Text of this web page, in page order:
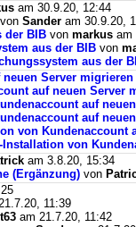
am 30.9.20, 12:44
von Sander am 30.9.20,
der BIB von markus am
aus der BIB von
aus der
Server migrieren
auf neuen Server
auf
auf
von Kundenaccount
Installation von
am 3.8.20, 15:34
(Ergänzung) von
11:39
am 21.7.20, 11:42